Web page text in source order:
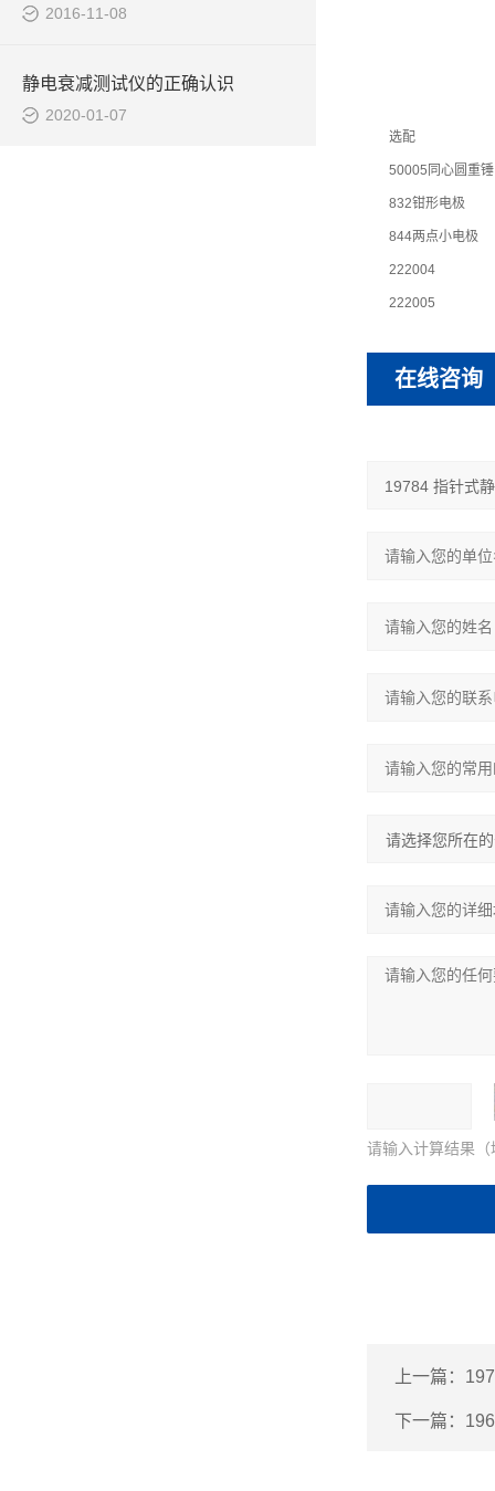
2016-11-08
静电衰减测试仪的正确认识
2020-01-07
选配
50005同心圆重
832钳形电极
844两点小电极
222004
222005
在线咨询
请输入计算结果
上一篇：
下一篇：